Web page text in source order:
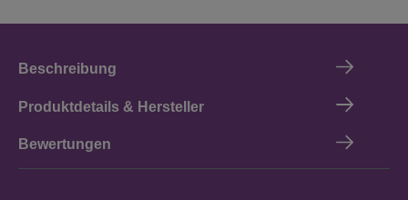
Beschreibung
Produktdetails & Hersteller
Bewertungen